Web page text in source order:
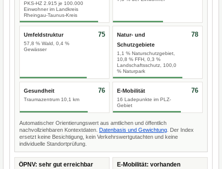
PKS-HZ 2.915 je 100.000
Einwohner im Landkreis
Rheingau-Taunus-Kreis
Umfeldstruktur
57,8 % Wald, 0,4 %
Gewässer
75
Natur- und
Schutzgebiete
1,1 % Naturschutzgebiet,
10,8 % FFH, 0,3 %
Landschaftsschutz, 100,0
% Naturpark
78
Gesundheit
Traumazentrum 10,1 km
76 E-Mobilität
16 Ladepunkte im PLZ-
Gebiet
76
Automatischer Orientierungswert aus amtlichen und öffentlich
nachvollziehbaren Kontextdaten. Datenbasis und Gewichtung . Der Index
ersetzt keine Besichtigung, kein Verkehrswertgutachten und keine
individuelle Standortprüfung.
ÖPNV: sehr gut erreichbar E-Mobilität: vorhanden